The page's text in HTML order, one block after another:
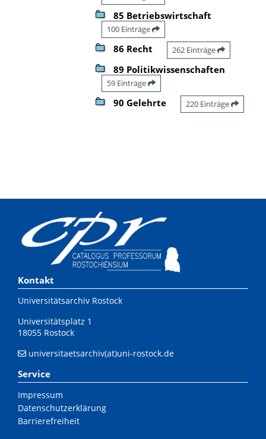
85 Betriebswirtschaft
100 Einträge
86 Recht 262 Einträge
89 Politikwissenschaften
59 Einträge
90 Gelehrte 220 Einträge
Kontakt
Universitätsarchiv Rostock
Universitätsplatz 1
18055 Rostock
universitaetsarchiv(at)uni-rostock.de
Service
Impressum
Datenschutzerklärung
Barrierefreiheit